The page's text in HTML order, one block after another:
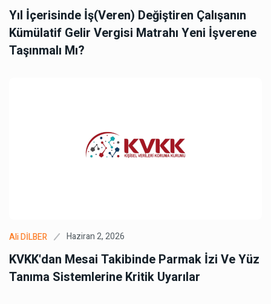
Yıl İçerisinde İş(veren) Değiştiren Çalışanın
Kümülatif Gelir Vergisi Matrahı Yeni İşverene
Taşınmalı Mı?
Ali DİLBER Haziran 2, 2026
KVKK'dan Mesai Takibinde Parmak İzi Ve Yüz
Tanıma Sistemlerine Kritik Uyarılar